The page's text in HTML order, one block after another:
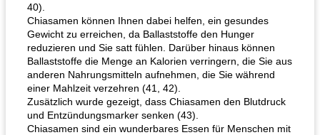
40).
Chiasamen können Ihnen dabei helfen, ein gesundes
Gewicht zu erreichen, da Ballaststoffe den Hunger
reduzieren und Sie satt fühlen. Darüber hinaus können
Ballaststoffe die Menge an Kalorien verringern, die Sie aus
anderen Nahrungsmitteln aufnehmen, die Sie während
einer Mahlzeit verzehren (41, 42).
Zusätzlich wurde gezeigt, dass Chiasamen den Blutdruck
und Entzündungsmarker senken (43).
Chiasamen sind ein wunderbares Essen für Menschen mit